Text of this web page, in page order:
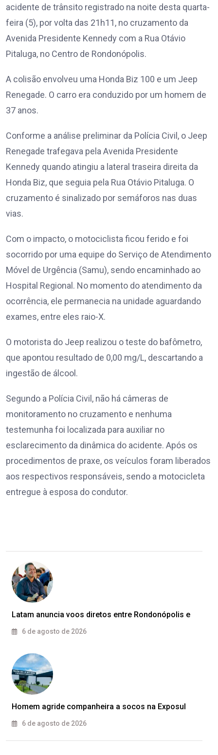
acidente de trânsito registrado na noite desta quarta-
feira (5), por volta das 21h11, no cruzamento da
Avenida Presidente Kennedy com a Rua Otávio
Pitaluga, no Centro de Rondonópolis.
A colisão envolveu uma Honda Biz 100 e um Jeep
Renegade. O carro era conduzido por um homem de
37 anos.
Conforme a análise preliminar da Polícia Civil, o Jeep
Renegade trafegava pela Avenida Presidente
Kennedy quando atingiu a lateral traseira direita da
Honda Biz, que seguia pela Rua Otávio Pitaluga. O
cruzamento é sinalizado por semáforos nas duas
vias.
Com o impacto, o motociclista ficou ferido e foi
socorrido por uma equipe do Serviço de Atendimento
Móvel de Urgência (Samu), sendo encaminhado ao
Hospital Regional. No momento do atendimento da
ocorrência, ele permanecia na unidade aguardando
exames, entre eles raio-X.
O motorista do Jeep realizou o teste do bafômetro,
que apontou resultado de 0,00 mg/L, descartando a
ingestão de álcool.
Segundo a Polícia Civil, não há câmeras de
monitoramento no cruzamento e nenhuma
testemunha foi localizada para auxiliar no
esclarecimento da dinâmica do acidente. Após os
procedimentos de praxe, os veículos foram liberados
aos respectivos responsáveis, sendo a motocicleta
entregue à esposa do condutor.
Latam anuncia voos diretos entre Rondonópolis e
6 de agosto de 2026
Homem agride companheira a socos na Exposul
6 de agosto de 2026